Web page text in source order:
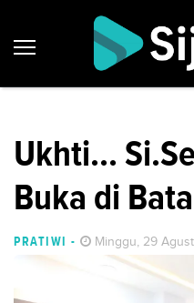
Ukhti...
Buka di
PRATIWI - Minggu, 29